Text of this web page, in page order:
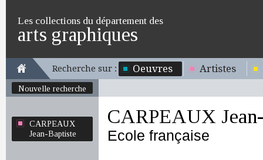
Les collections du département des
arts graphiques
Recherche sur : Oeuvres Artistes
Nouvelle recherche
CARPEAUX
Jean-Baptiste
CARPEAUX
Ecole française